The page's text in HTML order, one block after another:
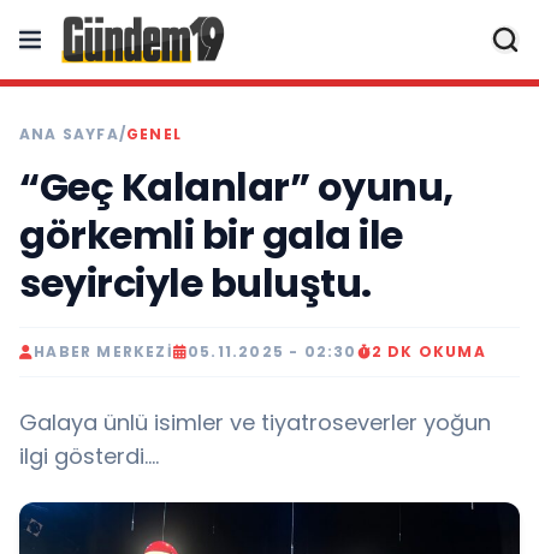
ANA SAYFA/GENEL
“Geç Kalanlar” oyunu,
görkemli bir gala ile
seyirciyle buluştu.
HABER MERKEZI 05.11.2025 - 02:30 2 DK OKUMA
Galaya ünlü isimler ve tiyatroseverler yoğun
ilgi gösterdi....